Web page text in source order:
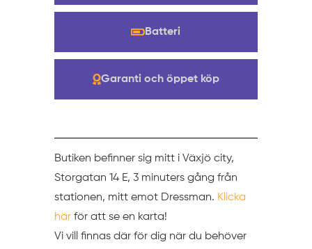
Batteri
Garanti och öppet köp
Butiken befinner sig mitt i Växjö city,
Storgatan 14 E, 3 minuters gång från
stationen, mitt emot Dressman. Klicka
härför att se en karta!
Vi vill finnas där för dig när du behöver